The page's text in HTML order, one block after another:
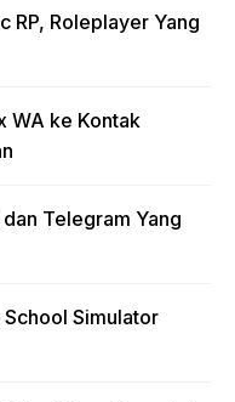
RP, Roleplayer Yang
WA ke Kontak
Telegram Yang
School Simulator